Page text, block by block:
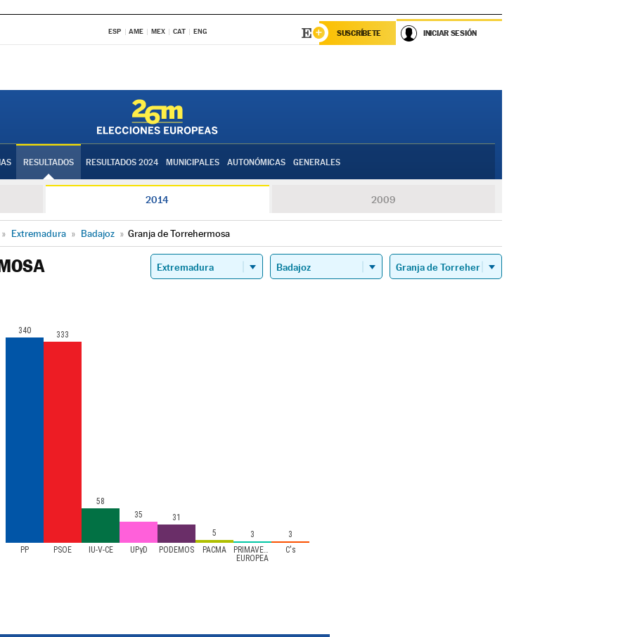
ESP AME MEX CAT ENG SUSCRÍBETE INICIAR SESIÓN
RESULTADOS RESULTADOS 2024 MUNICIPALES AUTONÓMICAS GENERALES
2014 2009
» Extremadura » Badajoz » Granja de Torrehermosa
PP PSOE IU-V-CE UPyD PODEMOS PACMA
PRIMAVERA
EUROPEA
C's
340 333
58
35
31
5
3 3